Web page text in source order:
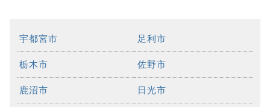
宇都宮市 足利市
栃木市 佐野市
鹿沼市 日光市